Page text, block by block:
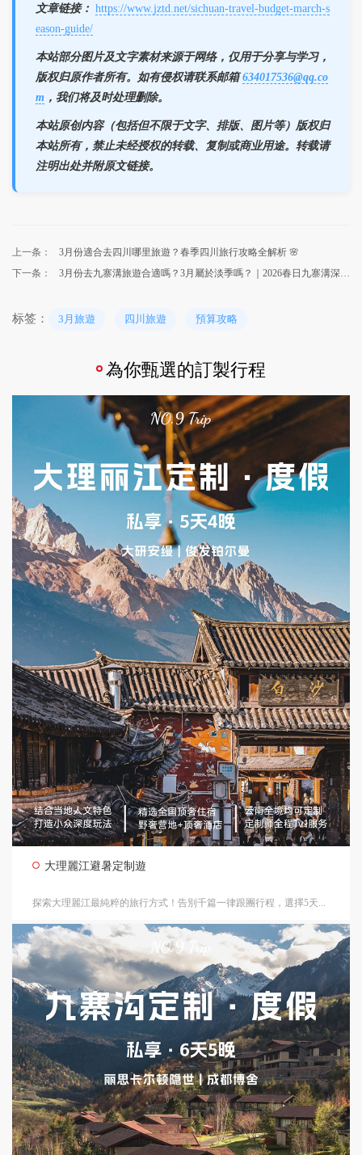
文章链接： https://www.jztd.net/sichuan-travel-budget-march-s
eason-guide/
本站部分图片及文字素材来源于网络，仅用于分享与学习，
版权归原作者所有。如有侵权请联系邮箱634017536@qq.co
m ，我们将及时处理删除。
本站原创内容（包括但不限于文字、排版、图片等）版权归
本站所有，禁止未经授权的转载、复制或商业用途。转载请
注明出处并附原文链接。
上一条：
3月份適合去四川哪里旅遊？春季四川旅行攻略全解析 🌸
下一条：
3月份去九寨溝旅遊合適嗎？3月屬於淡季嗎？｜2026春日九寨溝深度攻略
标签： 3月旅遊 四川旅遊 預算攻略
為你甄選的訂製行程
大理麗江避暑定制遊
探索大理麗江最純粹的旅行方式！告別千篇一律跟團行程，選擇5天...